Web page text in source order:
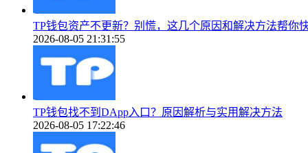
TP钱包资产不更新？别慌，这几个原因和解决方法帮你
2026-08-05 21:31:55
TP钱包找不到DApp入口？原因解析与实用解决方法
2026-08-05 17:22:46